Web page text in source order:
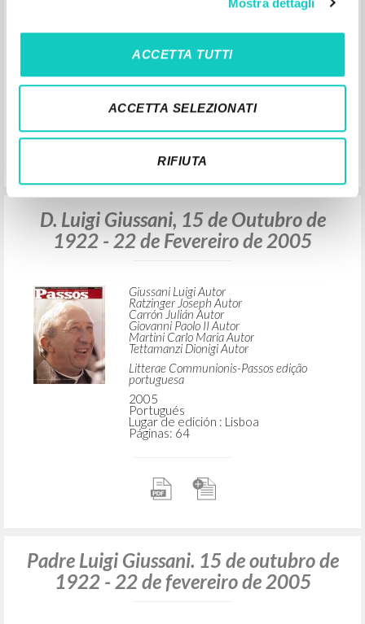
ACCETTA TUTTI
ACCETTA SELEZIONATI
RIFIUTA
Martini Carlo Maria Autor
2005
Lugar de edición : Madrid
D. Luigi Giussani, 15 de Outubro de
1922 - 22 de Fevereiro de 2005
Giussani Luigi Autor
Ratzinger Joseph Autor
Carrón Julián Autor
Giovanni Paolo II Autor
Martini Carlo Maria Autor
Tettamanzi Dionigi Autor
Litterae Communionis-Passos edição
portuguesa
2005
Portugués
Lugar de edición : Lisboa
Páginas: 64
Padre Luigi Giussani. 15 de outubro de
1922 - 22 de fevereiro de 2005